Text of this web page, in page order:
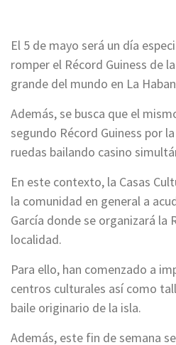
El 5 de mayo será un día
romper el Récord Guiness de
grande del mundo en La
Además, se busca que el
segundo Récord Guiness por
ruedas bailando casino
En este contexto, la Casas
la comunidad en general a
García donde se organizará la
localidad.
Para ello, han comenzado a
centros culturales así como
baile originario de la isla.
Además, este fin de semana